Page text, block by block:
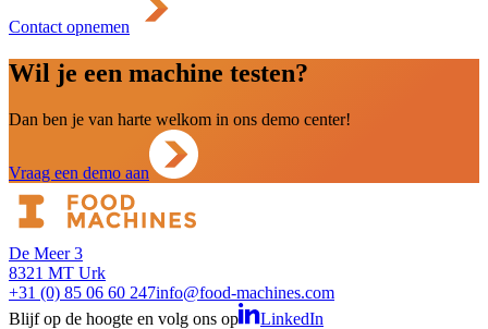
Contact opnemen
Wil je een machine testen?
Dan ben je van harte welkom in ons demo center!
Vraag een demo aan
De Meer 3
8321 MT Urk
+31 (0) 85 06 60 247info@food-machines.com
Blijf op de hoogte en volg ons op
LinkedIn